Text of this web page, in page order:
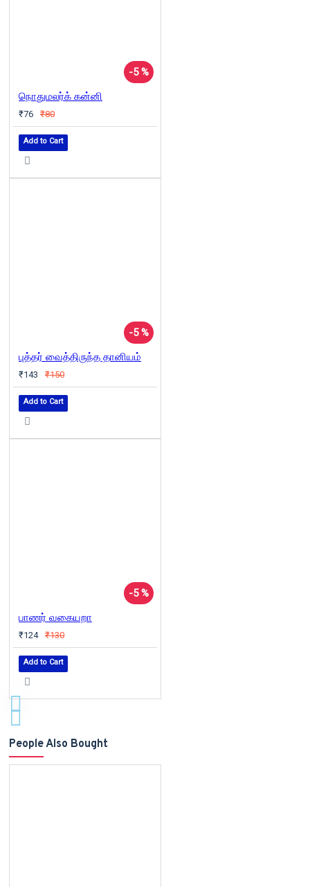
-5 %
நொதுமலர்க் கன்னி
₹76 ₹80
Add to Cart
-5 %
புத்தர் வைத்திருந்த தானியம்
₹143 ₹150
Add to Cart
-5 %
பாணர் வகையறா
₹124 ₹130
Add to Cart
People Also Bought